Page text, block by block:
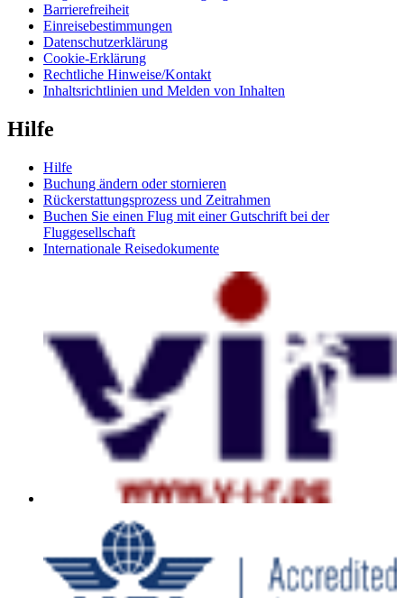
Barrierefreiheit
Einreisebestimmungen
Datenschutzerklärung
Cookie-Erklärung
Rechtliche Hinweise/Kontakt
Inhaltsrichtlinien und Melden von Inhalten
Hilfe
Hilfe
Buchung ändern oder stornieren
Rückerstattungsprozess und Zeitrahmen
Buchen Sie einen Flug mit einer Gutschrift bei der
Fluggesellschaft
Internationale Reisedokumente